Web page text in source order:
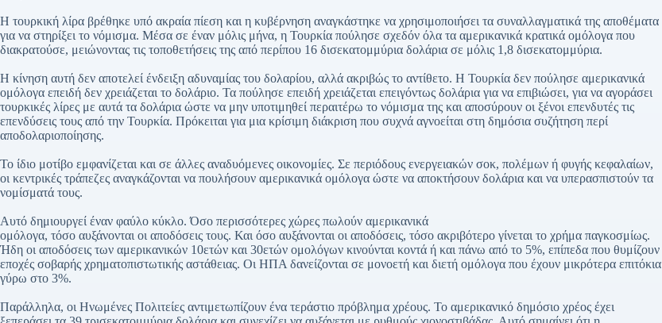
Η τουρκική λίρα βρέθηκε υπό ακραία πίεση και η κυβέρνηση αναγκάστηκε να χρησιμοποιήσει τα συναλλαγματικά της αποθέματα
για να στηρίξει το νόμισμα. Μέσα σε έναν μόλις μήνα, η Τουρκία πούλησε σχεδόν όλα τα αμερικανικά κρατικά ομόλογα που
διακρατούσε, μειώνοντας τις τοποθετήσεις της από περίπου 16 δισεκατομμύρια δολάρια σε μόλις 1,8 δισεκατομμύρια.
Η κίνηση αυτή δεν αποτελεί ένδειξη αδυναμίας του δολαρίου, αλλά ακριβώς το αντίθετο. Η Τουρκία δεν πούλησε αμερικανικά
ομόλογα επειδή δεν χρειάζεται το δολάριο. Τα πούλησε επειδή χρειάζεται επειγόντως δολάρια για να επιβιώσει, για να αγοράσει
τουρκικές λίρες με αυτά τα δολάρια ώστε να μην υποτιμηθεί περαιτέρω το νόμισμα της και αποσύρουν οι ξένοι επενδυτές τις
επενδύσεις τους από την Τουρκία. Πρόκειται για μια κρίσιμη διάκριση που συχνά αγνοείται στη δημόσια συζήτηση περί
αποδολαριοποίησης.
Το ίδιο μοτίβο εμφανίζεται και σε άλλες αναδυόμενες οικονομίες. Σε περιόδους ενεργειακών σοκ, πολέμων ή φυγής κεφαλαίων,
οι κεντρικές τράπεζες αναγκάζονται να πουλήσουν αμερικανικά ομόλογα ώστε να αποκτήσουν δολάρια και να υπερασπιστούν τα
νομίσματά τους.
Αυτό δημιουργεί έναν φαύλο κύκλο. Όσο περισσότερες χώρες πωλούν αμερικανικά
ομόλογα, τόσο αυξάνονται οι αποδόσεις τους. Και όσο αυξάνονται οι αποδόσεις, τόσο ακριβότερο γίνεται το χρήμα παγκοσμίως.
Ήδη οι αποδόσεις των αμερικανικών 10ετών και 30ετών ομολόγων κινούνται κοντά ή και πάνω από το 5%, επίπεδα που θυμίζουν
εποχές σοβαρής χρηματοπιστωτικής αστάθειας. Οι ΗΠΑ δανείζονται σε μονοετή και διετή ομόλογα που έχουν μικρότερα επιτόκια
γύρω στο 3%.
Παράλληλα, οι Ηνωμένες Πολιτείες αντιμετωπίζουν ένα τεράστιο πρόβλημα χρέους. Το αμερικανικό δημόσιο χρέος έχει